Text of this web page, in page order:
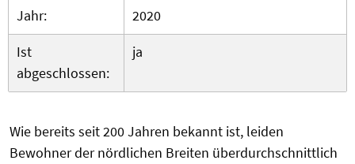
Jahr:
2020
Ist
abgeschlossen:
ja
Wie bereits seit 200 Jahren bekannt ist, leiden
Bewohner der nördlichen Breiten überdurchschnittlich